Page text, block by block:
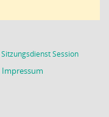
SitzungsdienstSession(Wird in
Impressum